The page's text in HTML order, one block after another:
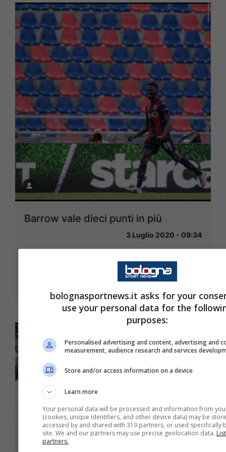
Barrow vale dieci punti in più
3 Luglio 2020 - 09:34
bolognasportnews.it asks for your
use your personal data for the
purposes:
Personalised advertising and content, advertising and
measurement, audience research and services
Store and/or access information on a device
Learn more
Your personal data will be processed and information from
(cookies, unique identifiers, and other device data) may be
accessed by and shared with 319 partners, or used specifically
site. We and our partners may use precise geolocation data.
partners.